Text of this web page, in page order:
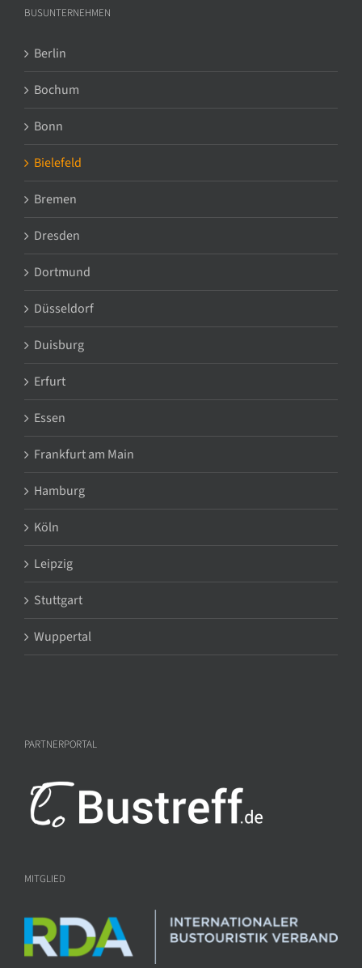
BUSUNTERNEHMEN
Berlin
Bochum
Bonn
Bielefeld
Bremen
Dresden
Dortmund
Düsseldorf
Duisburg
Erfurt
Essen
Frankfurt am Main
Hamburg
Köln
Leipzig
Stuttgart
Wuppertal
PARTNERPORTAL
MITGLIED